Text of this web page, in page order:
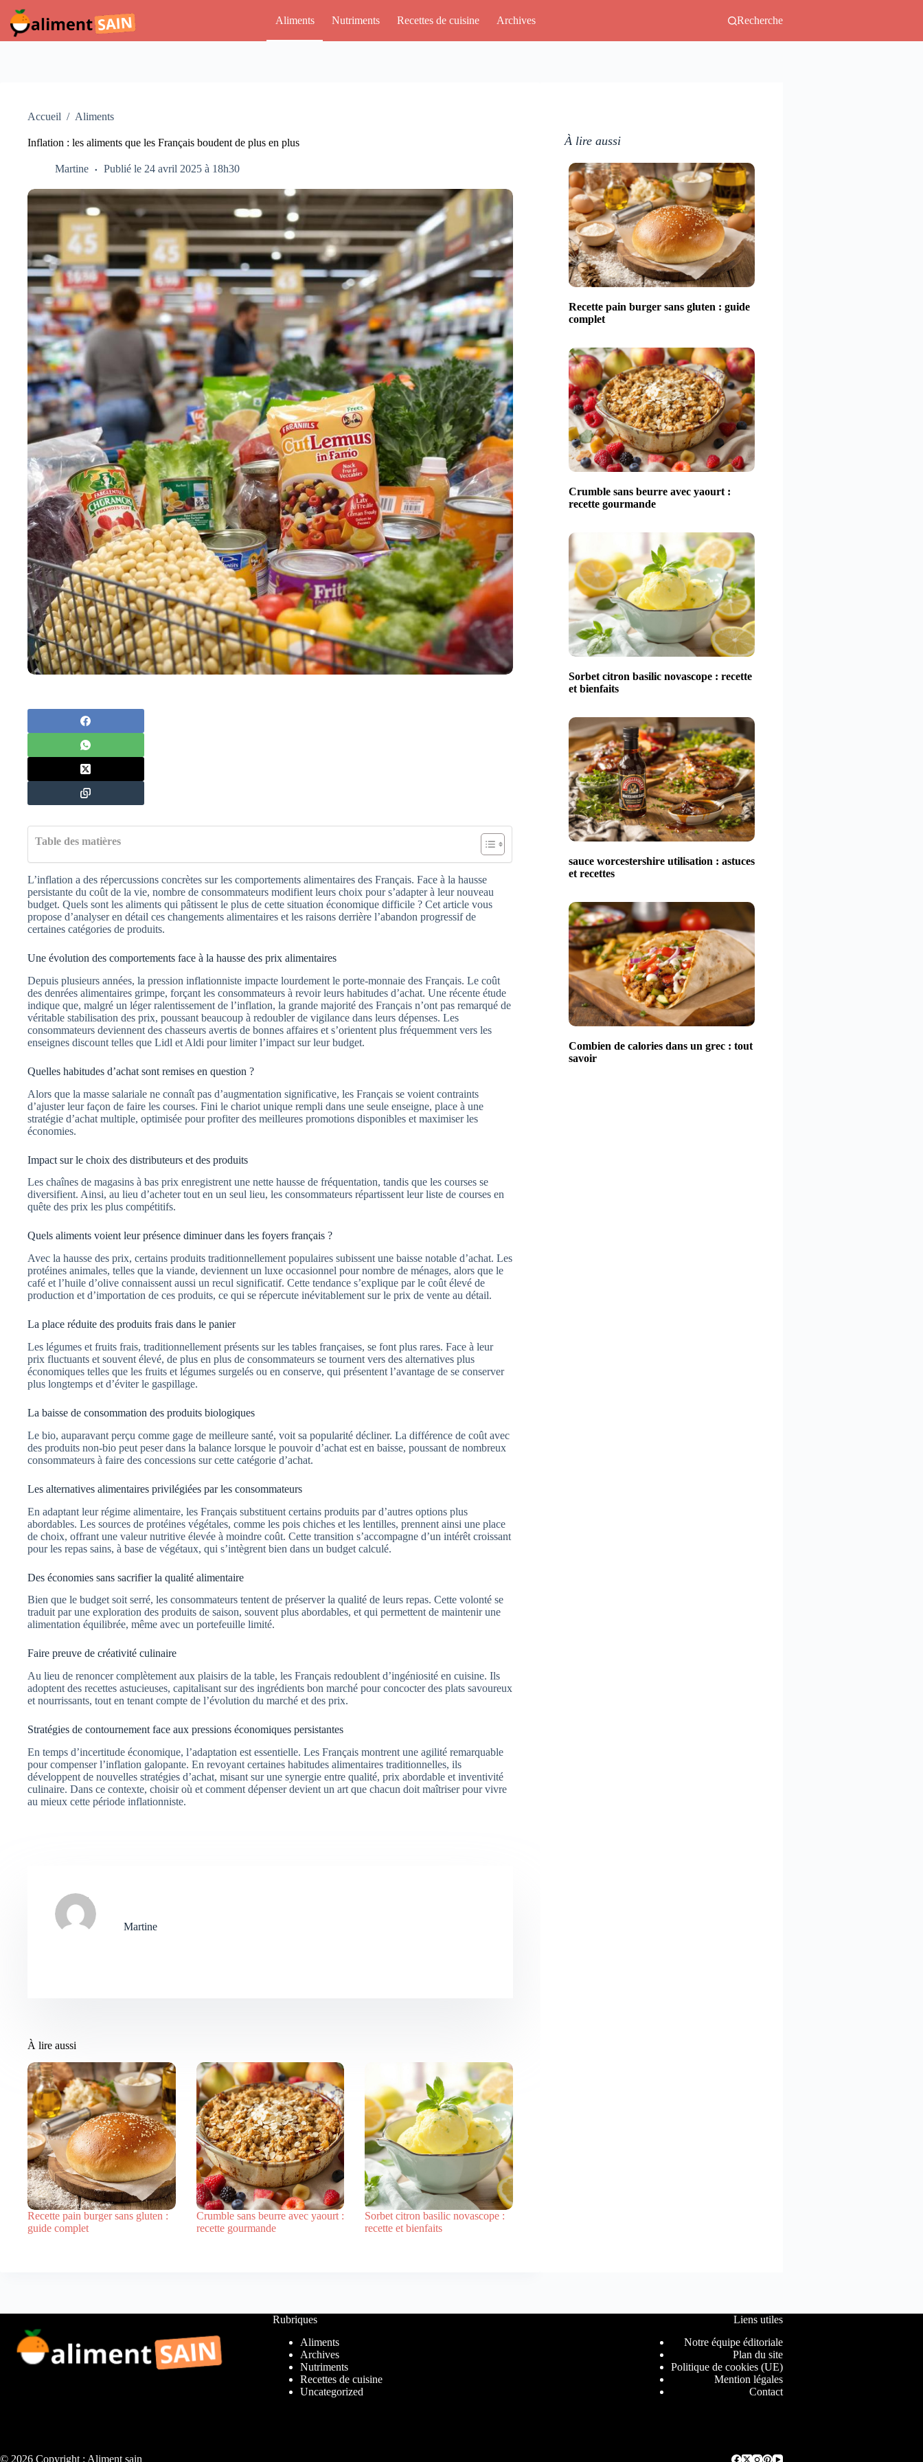
contenu
Aliments Nutriments Recettes de cuisine Archives Recherche
Accueil / Aliments
Inflation : les aliments que les Français boudent de plus en plus
Martine Publié le 24 avril 2025 à 18h30
Table des matières
L’inflation a des répercussions concrètes sur les comportements alimentaires des Français. Face à la hausse
persistante du coût de la vie, nombre de consommateurs modifient leurs choix pour s’adapter à leur nouveau
budget. Quels sont les aliments qui pâtissent le plus de cette situation économique difficile ? Cet article vous
propose d’analyser en détail ces changements alimentaires et les raisons derrière l’abandon progressif de
certaines catégories de produits.
Une évolution des comportements face à la hausse des prix alimentaires
Depuis plusieurs années, la pression inflationniste impacte lourdement le porte-monnaie des Français. Le coût
des denrées alimentaires grimpe, forçant les consommateurs à revoir leurs habitudes d’achat. Une récente étude
indique que, malgré un léger ralentissement de l’inflation, la grande majorité des Français n’ont pas remarqué de
véritable stabilisation des prix, poussant beaucoup à redoubler de vigilance dans leurs dépenses. Les
consommateurs deviennent des chasseurs avertis de bonnes affaires et s’orientent plus fréquemment vers les
enseignes discount telles que Lidl et Aldi pour limiter l’impact sur leur budget.
Quelles habitudes d’achat sont remises en question ?
Alors que la masse salariale ne connaît pas d’augmentation significative, les Français se voient contraints
d’ajuster leur façon de faire les courses. Fini le chariot unique rempli dans une seule enseigne, place à une
stratégie d’achat multiple, optimisée pour profiter des meilleures promotions disponibles et maximiser les
économies.
Impact sur le choix des distributeurs et des produits
Les chaînes de magasins à bas prix enregistrent une nette hausse de fréquentation, tandis que les courses se
diversifient. Ainsi, au lieu d’acheter tout en un seul lieu, les consommateurs répartissent leur liste de courses en
quête des prix les plus compétitifs.
Quels aliments voient leur présence diminuer dans les foyers français ?
Avec la hausse des prix, certains produits traditionnellement populaires subissent une baisse notable d’achat. Les
protéines animales, telles que la viande, deviennent un luxe occasionnel pour nombre de ménages, alors que le
café et l’huile d’olive connaissent aussi un recul significatif. Cette tendance s’explique par le coût élevé de
production et d’importation de ces produits, ce qui se répercute inévitablement sur le prix de vente au détail.
La place réduite des produits frais dans le panier
Les légumes et fruits frais, traditionnellement présents sur les tables françaises, se font plus rares. Face à leur
prix fluctuants et souvent élevé, de plus en plus de consommateurs se tournent vers des alternatives plus
économiques telles que les fruits et légumes surgelés ou en conserve, qui présentent l’avantage de se conserver
plus longtemps et d’éviter le gaspillage.
La baisse de consommation des produits biologiques
Le bio, auparavant perçu comme gage de meilleure santé, voit sa popularité décliner. La différence de coût avec
des produits non-bio peut peser dans la balance lorsque le pouvoir d’achat est en baisse, poussant de nombreux
consommateurs à faire des concessions sur cette catégorie d’achat.
Les alternatives alimentaires privilégiées par les consommateurs
En adaptant leur régime alimentaire, les Français substituent certains produits par d’autres options plus
abordables. Les sources de protéines végétales, comme les pois chiches et les lentilles, prennent ainsi une place
de choix, offrant une valeur nutritive élevée à moindre coût. Cette transition s’accompagne d’un intérêt croissant
pour les repas sains, à base de végétaux, qui s’intègrent bien dans un budget calculé.
Des économies sans sacrifier la qualité alimentaire
Bien que le budget soit serré, les consommateurs tentent de préserver la qualité de leurs repas. Cette volonté se
traduit par une exploration des produits de saison, souvent plus abordables, et qui permettent de maintenir une
alimentation équilibrée, même avec un portefeuille limité.
Faire preuve de créativité culinaire
Au lieu de renoncer complètement aux plaisirs de la table, les Français redoublent d’ingéniosité en cuisine. Ils
adoptent des recettes astucieuses, capitalisant sur des ingrédients bon marché pour concocter des plats savoureux
et nourrissants, tout en tenant compte de l’évolution du marché et des prix.
Stratégies de contournement face aux pressions économiques persistantes
En temps d’incertitude économique, l’adaptation est essentielle. Les Français montrent une agilité remarquable
pour compenser l’inflation galopante. En revoyant certaines habitudes alimentaires traditionnelles, ils
développent de nouvelles stratégies d’achat, misant sur une synergie entre qualité, prix abordable et inventivité
culinaire. Dans ce contexte, choisir où et comment dépenser devient un art que chacun doit maîtriser pour vivre
au mieux cette période inflationniste.
Martine
À lire aussi
Recette pain burger sans gluten :
guide complet
Crumble sans beurre avec yaourt :
recette gourmande
Sorbet citron basilic novascope :
recette et bienfaits
À lire aussi
Recette pain burger sans gluten : guide
complet
Crumble sans beurre avec yaourt :
recette gourmande
Sorbet citron basilic novascope : recette
et bienfaits
sauce worcestershire utilisation : astuces
et recettes
Combien de calories dans un grec : tout
savoir
Rubriques
Aliments
Archives
Nutriments
Recettes de cuisine
Uncategorized
Liens utiles
Notre équipe éditoriale
Plan du site
Politique de cookies (UE)
Mention légales
Contact
© 2026 Copyright : Aliment sain